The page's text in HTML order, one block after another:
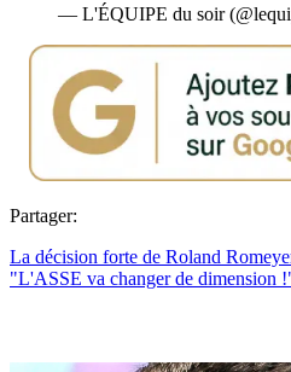
— L'ÉQUIPE du soir
Partager:
La décision forte de Roland
"L'ASSE va changer de dimension